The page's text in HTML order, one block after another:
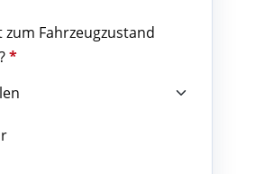
Fahrzeugzustand
*